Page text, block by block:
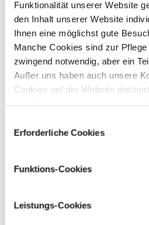
Funktionalität unserer Website
den Inhalt unserer Website
Ihnen eine möglichst gute
Manche Cookies sind zur
zwingend notwendig, aber ein
Außer uns haben auch unsere
Cookies auf der Website
über den Link „Cookie-
Erforderliche Cookies
Funktions-Cookies
Leistungs-Cookies
Material